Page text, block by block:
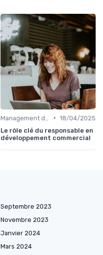
• 18/04/2025
Le rôle clé du responsable en
développement commercial
Septembre 2023
Novembre 2023
Janvier 2024
Mars 2024